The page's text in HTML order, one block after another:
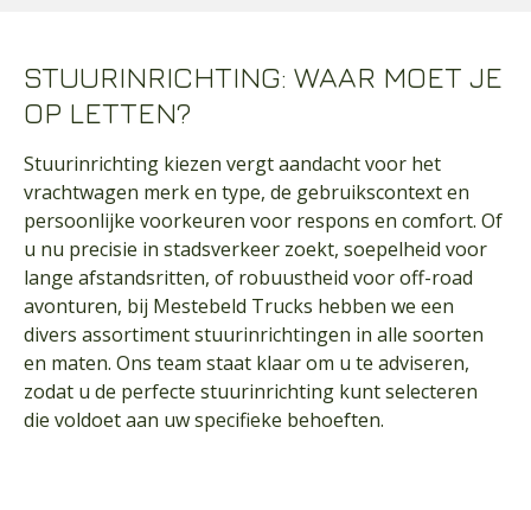
STUURINRICHTING: WAAR MOET JE
OP LETTEN?
Stuurinrichting kiezen vergt aandacht voor het
vrachtwagen merk en type, de gebruikscontext en
persoonlijke voorkeuren voor respons en comfort. Of
u nu precisie in stadsverkeer zoekt, soepelheid voor
lange afstandsritten, of robuustheid voor off-road
avonturen, bij Mestebeld Trucks hebben we een
divers assortiment stuurinrichtingen in alle soorten
en maten. Ons team staat klaar om u te adviseren,
zodat u de perfecte stuurinrichting kunt selecteren
die voldoet aan uw specifieke behoeften.